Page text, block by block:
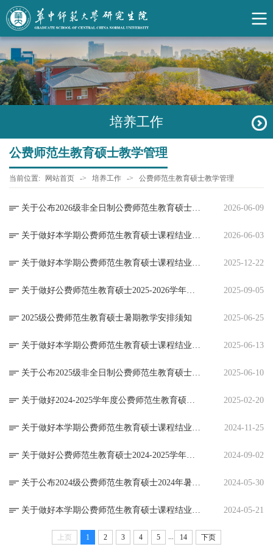
培养工作
公费师范生教育硕士教学管理
当前位置: 网站首页 -> 培养工作 -> 公费师范生教育硕士教学管理
关于公布2026级非全日制公费师范生教育硕士2026年暑期课程安排的通知 2026-06-09
关于做好本学期公费师范生教育硕士课程结业工作的通知 2026-06-03
关于做好本学期公费师范生教育硕士课程结业和2025-2026学年度第二学期网络课程教学工作的通知 2025-12-22
关于做好公费师范生教育硕士2025-2026学年度第一学期网络课程教学工作的通知 2025-09-05
2025级公费师范生教育硕士暑期教学安排须知 2025-06-25
关于做好本学期公费师范生教育硕士课程结业工作的通知 2025-06-13
关于公布2025级非全日制公费师范生教育硕士2025年暑期课程安排的通知 2025-06-10
关于做好2024-2025学年度公费师范生教育硕士公共英语课程在线统考与补考的通知 2025-02-20
关于做好本学期公费师范生教育硕士课程结业和2024-2025学年度第二学期网络课程教学工作的通知 2024-11-25
关于做好公费师范生教育硕士2024-2025学年度第一学期网络课程教学工作的通知 2024-09-02
关于公布2024级公费师范生教育硕士2024年暑期课程安排的通知 2024-05-30
关于做好本学期公费师范生教育硕士课程结业工作的通知 2024-05-21
上页 1 2 3 4 5 ... 14 下页